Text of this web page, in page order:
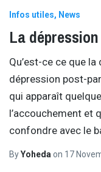
Infos utiles News
La
Qu’est-ce ce que
dépression post-
qui apparaît
l’accouchement et
confondre avec le
ByYoheda on 17